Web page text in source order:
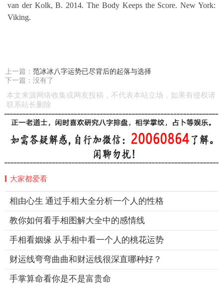
van der Kolk, B. 2014. The Body Keeps the Score. New York:
Viking.
上一篇： 范冰冰八字运势已尽背后的起落与选择
下一篇：没有了
本文来源网络收集或网友投稿，不代表本站立场，如果有侵权请
联系站长删除
大家都爱看
相由心生 通过手相大全分析一个人的性格
教你如何看手相图解大全中的感情线
手相看姻缘 从手相中看一个人的桃花运势
财运线弯弯曲曲和财运线很深直哪种好？
手掌算命看你是不是富贵命